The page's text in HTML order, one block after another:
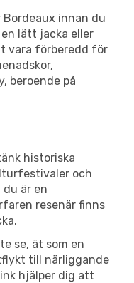
innan du
lätt jacka eller
vara förberedd för
beroende på
historiska
och
är en
resenär finns
se, ät som en
till närliggande
hjälper dig att